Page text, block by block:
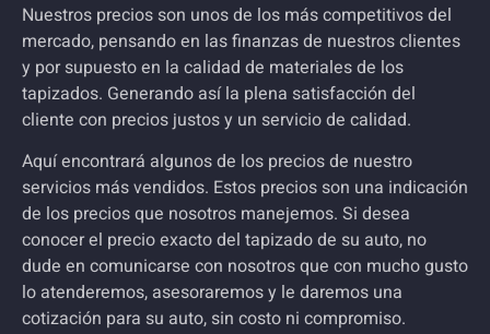
Nuestros precios son unos de los más competitivos del
mercado, pensando en las finanzas de nuestros clientes
y por supuesto en la calidad de materiales de los
tapizados. Generando así la plena satisfacción del
cliente con precios justos y un servicio de calidad.
Aquí encontrará algunos de los precios de nuestro
servicios más vendidos. Estos precios son una indicación
de los precios que nosotros manejemos. Si desea
conocer el precio exacto del tapizado de su auto, no
dude en comunicarse con nosotros que con mucho gusto
lo atenderemos, asesoraremos y le daremos una
cotización para su auto, sin costo ni compromiso.